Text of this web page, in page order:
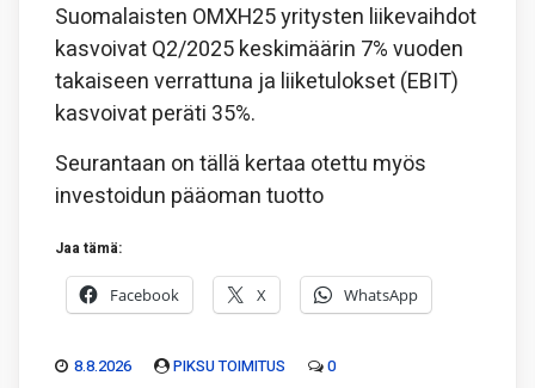
Suomalaisten OMXH25 yritysten liikevaihdot
kasvoivat Q2/2025 keskimäärin 7% vuoden
takaiseen verrattuna ja liiketulokset (EBIT)
kasvoivat peräti 35%.
Seurantaan on tällä kertaa otettu myös
investoidun pääoman tuotto
Jaa tämä:
Facebook X WhatsApp
8.8.2026 PIKSU TOIMITUS 0